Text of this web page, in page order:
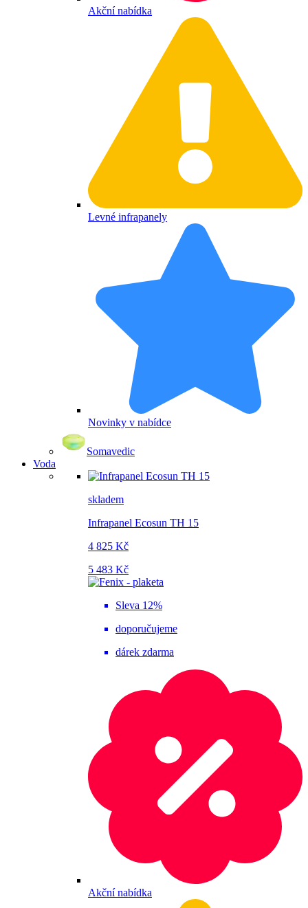
Akční nabídka
Levné infrapanely
Novinky v nabídce
Somavedic
Voda
skladem
Infrapanel Ecosun TH 15
4 825 Kč
5 483 Kč
Sleva 12%
doporučujeme
dárek zdarma
Akční nabídka